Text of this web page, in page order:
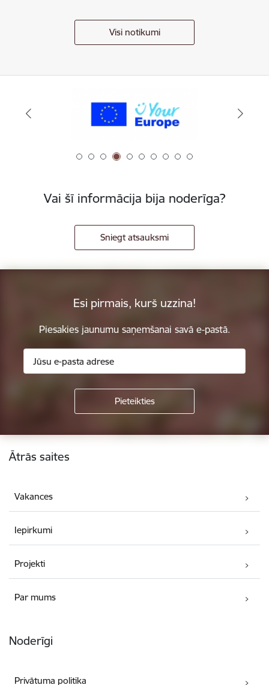
Visi notikumi
Vai šī informācija bija noderīga?
Sniegt atsauksmi
Esi pirmais, kurš uzzina!
Piesakies jaunumu saņemšanai savā e-pastā.
Kājene
Ātrās saites
Vakances
Iepirkumi
Projekti
Par mums
Noderīgi
Privātuma politika